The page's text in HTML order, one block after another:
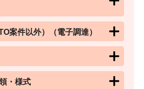
案件以外）（電子調達）
・様式